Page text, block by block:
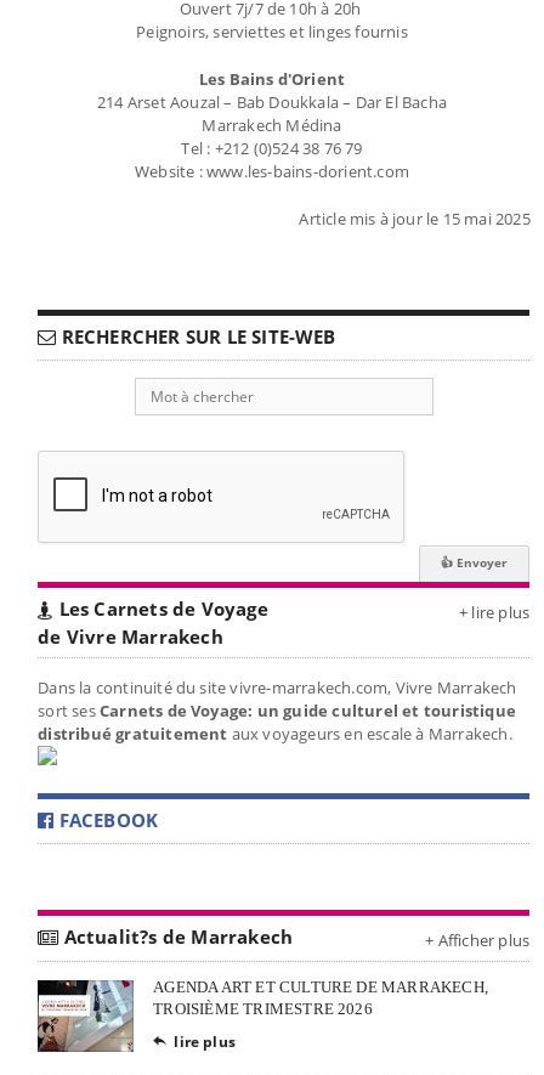
Ouvert 7j/7 de 10h à 20h
Peignoirs, serviettes et linges fournis
Les Bains d'Orient
214 Arset Aouzal – Bab Doukkala – Dar El Bacha
Marrakech Médina
Tel : +212 (0)524 38 76 79
Website : www.les-bains-dorient.com
Article mis à jour le 15 mai 2025
RECHERCHER SUR LE SITE-WEB
Les Carnets de Voyage
de Vivre Marrakech
+ lire plus
Dans la continuité du site vivre-marrakech.com, Vivre Marrakech
sort sesCarnets de Voyage: un guide culturel et touristique
distribué gratuitement aux voyageurs en escale à Marrakech.
FACEBOOK
Actualit?s de Marrakech + Afficher plus
AGENDA ART ET CULTURE DE MARRAKECH,
TROISIÈME TRIMESTRE 2026
 lire plus